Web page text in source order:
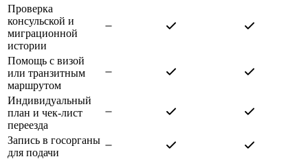
Проверка
консульской и
миграционной
истории
Помощь с визой
или транзитным
маршрутом
Индивидуальный
план и чек-лист
переезда
Запись в госорганы
для подачи